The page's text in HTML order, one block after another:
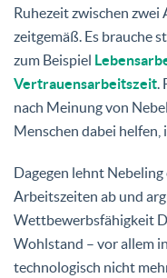
Ruhezeit zwischen
zeitgemäß. Es brauche
zum Beispiel
Vertrauensarbeitszeit.
nach Meinung von
Menschen dabei helfen,
Dagegen lehnt
Arbeitszeiten ab und
Wettbewerbsfähigkeit
Wohlstand – vor allem
technologisch nicht